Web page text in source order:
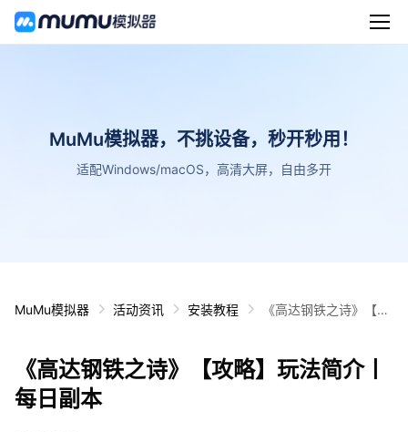
MuMu模拟器，不挑设备，秒开秒用！
适配Windows/macOS，高清大屏，自由多开
MuMu模拟器 活动资讯 安装教程
《高达钢铁之诗》【攻
《高达钢铁之诗》【攻略】玩法简介丨
每日副本